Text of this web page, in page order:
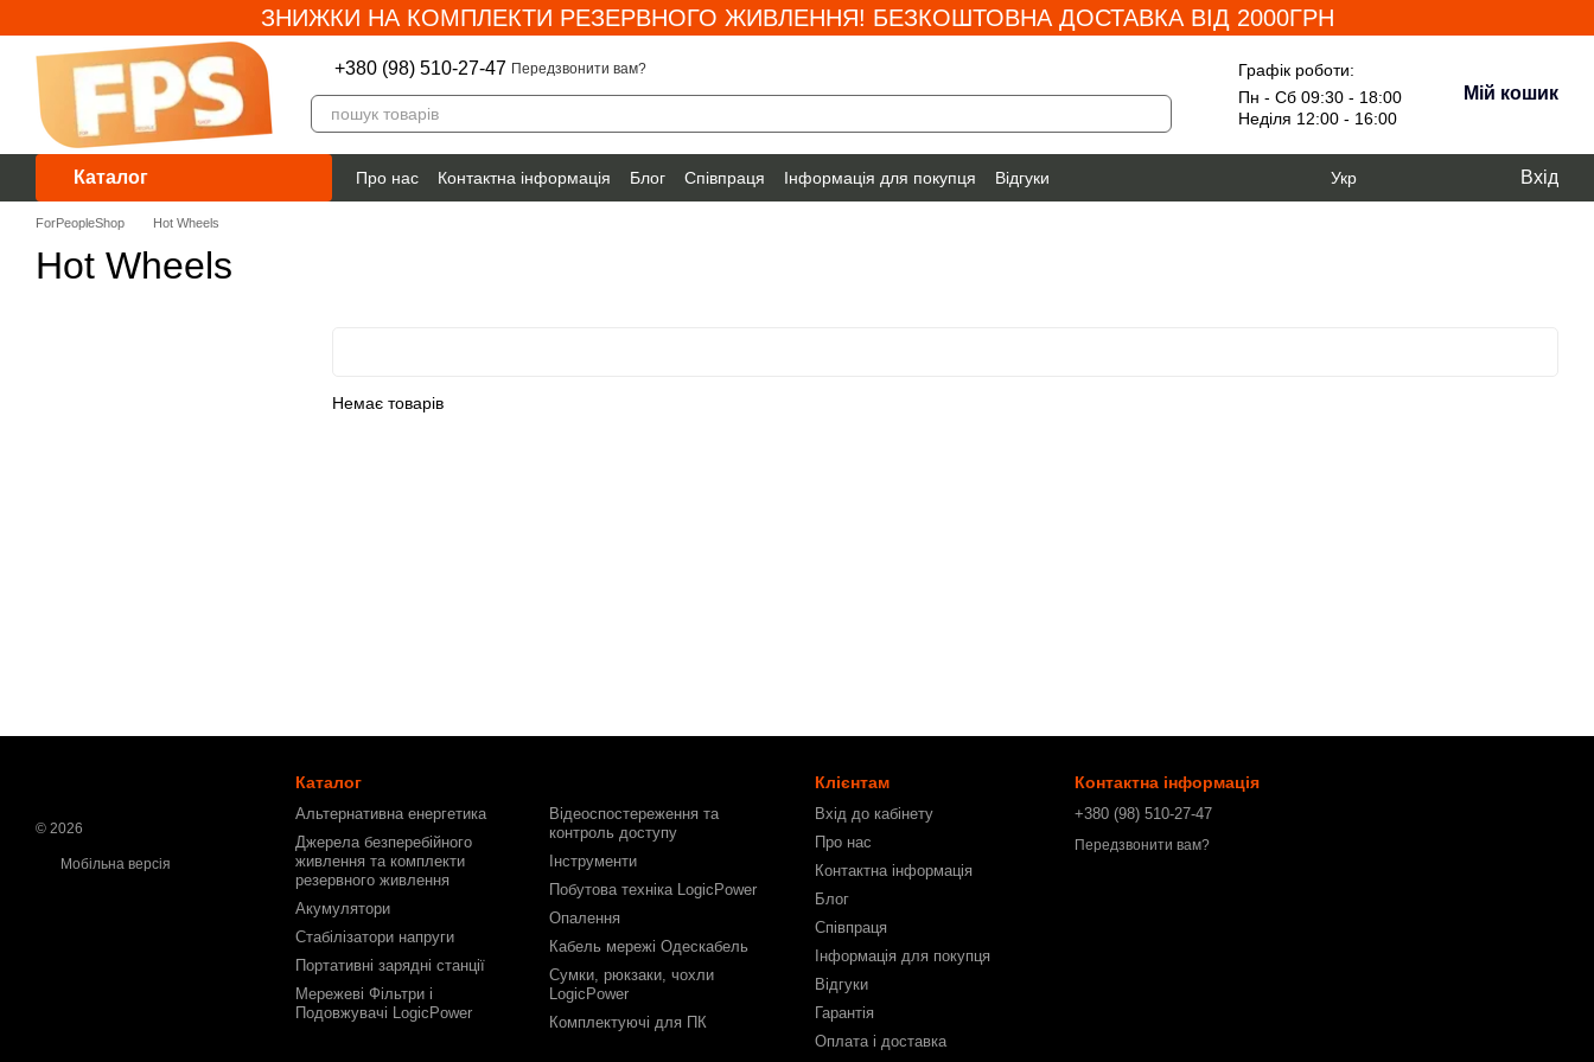
Перейти до основного контентуЗНИЖКИ НА КОМПЛЕКТИ РЕЗЕРВНОГО ЖИВЛЕННЯ! БЕЗКОШТОВНА ДОСТАВКА ВІД 2000ГРН
+380 (98) 510-27-47 Передзвонити вам?
Графік роботи:
Пн - Сб 09:30 - 18:00
Неділя 12:00 - 16:00
Мій кошик
Каталог Про нас Контактна інформація Блог Співпраця Інформація для покупця
Відгуки
Гарантія
Укр Вхід
ForPeopleShop Hot Wheels
Hot Wheels
Немає товарів
© 2026
Мобільна версія
Каталог
Альтернативна енергетика
Джерела безперебійного
живлення та комплекти
резервного живлення
Акумулятори
Стабілізатори напруги
Портативні зарядні станції
Мережеві Фільтри і
Подовжувачі LogicPower
Відеоспостереження та
контроль доступу
Інструменти
Побутова техніка LogicPower
Опалення
Кабель мережі Одескабель
Сумки, рюкзаки, чохли
LogicPower
Комплектуючі для ПК
Клієнтам
Вхід до кабінету
Про нас
Контактна інформація
Блог
Співпраця
Інформація для покупця
Відгуки
Гарантія
Оплата і доставка
Контактна інформація
+380 (98) 510-27-47
Передзвонити вам?